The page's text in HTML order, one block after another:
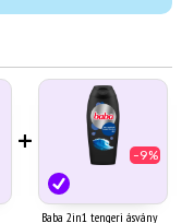
+
-9%
Baba 2in1 tengeri ásvány